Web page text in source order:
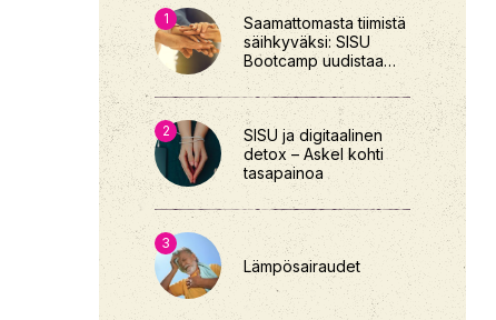
Saamattomasta tiimistä
säihkyväksi: SISU
Bootcamp uudistaa
työyhteisöt
SISU ja digitaalinen
detox – Askel kohti
tasapainoa
Lämpösairaudet